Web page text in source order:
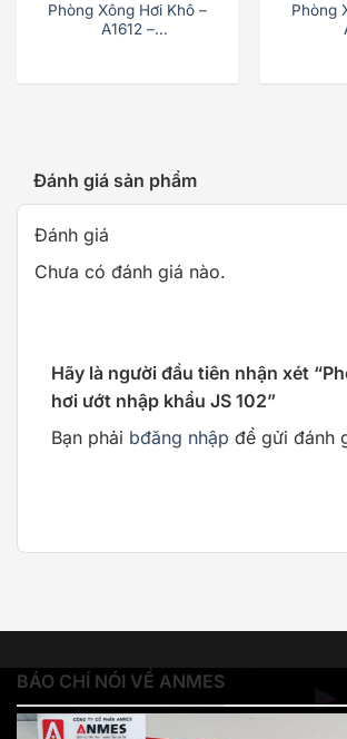
Phòng Xông Hơi Khô –
A1612 –
Phòng
Đánh giá sản phẩm
Đánh giá
Chưa có đánh giá nào.
Hãy là người đầu tiên nhận xét
hơi ướt nhập khẩu JS 102”
Bạn phải bđăng nhập để gửi đánh
BÁO CHÍ NÓI VỀ ANMES